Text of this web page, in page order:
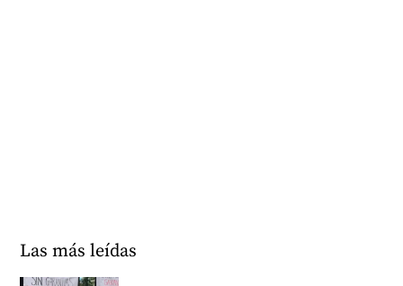
Las más leídas